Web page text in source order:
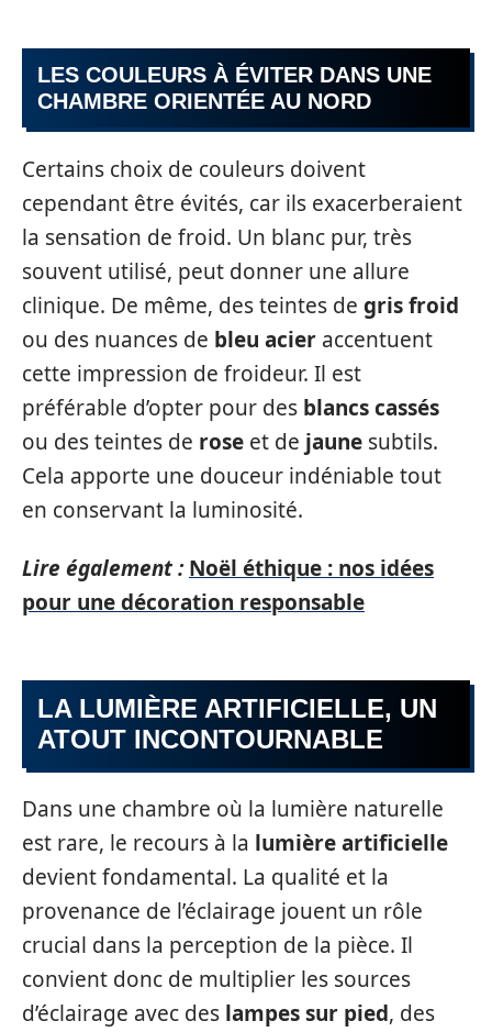
LES COULEURS À ÉVITER DANS UNE
CHAMBRE ORIENTÉE AU NORD
Certains choix de couleurs doivent
cependant être évités, car ils exacerberaient
la sensation de froid. Un blanc pur, très
souvent utilisé, peut donner une allure
clinique. De même, des teintes de gris froid
ou des nuances de bleu acier accentuent
cette impression de froideur. Il est
préférable d’opter pour des blancs cassés
ou des teintes de rose et de jaune subtils.
Cela apporte une douceur indéniable tout
en conservant la luminosité.
Lire également : Noël éthique : nos idées
pour une décoration responsable
LA LUMIÈRE ARTIFICIELLE, UN
ATOUT INCONTOURNABLE
Dans une chambre où la lumière naturelle
est rare, le recours à la lumière artificielle
devient fondamental. La qualité et la
provenance de l’éclairage jouent un rôle
crucial dans la perception de la pièce. Il
convient donc de multiplier les sources
d’éclairage avec des lampes sur pied, des